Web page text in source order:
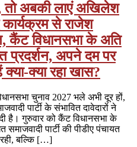
तो अबकी लाएं अखिलेश
कार्यक्रम से राजेश
कैंट विधानसभा के अति
प्रदर्शन, अपने दम पर
क्या रहा खास?
चुनाव 2027 भले अभी दूर हों,
पार्टी के संभावित दावेदारों ने
है। गुरुवार को कैंट विधानसभा के
पार्टी की पीडीए पंचायत
बल्कि […]